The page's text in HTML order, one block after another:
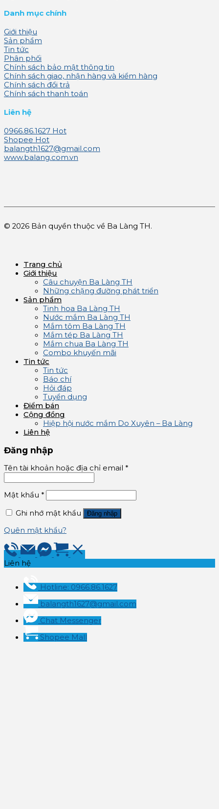
Danh mục chính
Giới thiệu
Sản phẩm
Tin tức
Phân phối
Chính sách bảo mật thông tin
Chính sách giao, nhận hàng và kiểm hàng
Chính sách đổi trả
Chính sách thanh toán
Liên hệ
0966.86.1627
Shopee
balangth1627@gmail.com
www.balang.com.vn
© 2026 Bản quyền thuộc về Ba Làng TH.
Trang chủ
Giới thiệu
Câu chuyện Ba Làng TH
Những chặng đường phát triển
Sản phẩm
Tinh hoa Ba Làng TH
Nước mắm Ba Làng TH
Mắm tôm Ba Làng TH
Mắm tép Ba Làng TH
Mắm chua Ba Làng TH
Combo khuyến mãi
Tin tức
Tin tức
Báo chí
Hỏi đáp
Tuyển dụng
Điểm bán
Cộng đồng
Hiệp hội nước mắm Do Xuyên – Ba Làng
Liên hệ
Đăng nhập
Tên tài khoản hoặc địa chỉ email *
Mật khẩu *
Ghi nhớ mật khẩu Đăng nhập
Quên mật khẩu?
Liên hệ
Hotline: 0966.86.1627
balangth1627@gmail.com
Chat Messenger
Shopee Mall